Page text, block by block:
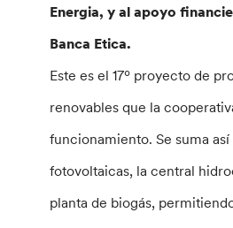
Energia, y al apoyo
Banca Etica.
Este es el 17º proyecto de
renovables que la
funcionamiento. Se suma así
fotovoltaicas, la central
planta de biogás,